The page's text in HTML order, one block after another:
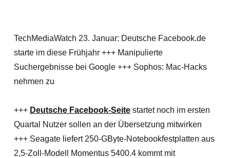
TechMediaWatch 23. Januar: Deutsche Facebook.de
starte im diese Frühjahr +++ Manipulierte
Suchergebnisse bei Google +++ Sophos: Mac-Hacks
nehmen zu
+++ Deutsche Facebook-Seitestartet noch im ersten
Quartal Nutzer sollen an der Übersetzung mitwirken
+++ Seagate liefert 250-GByte-Notebookfestplatten aus
2,5-Zoll-Modell Momentus 5400.4 kommt mit